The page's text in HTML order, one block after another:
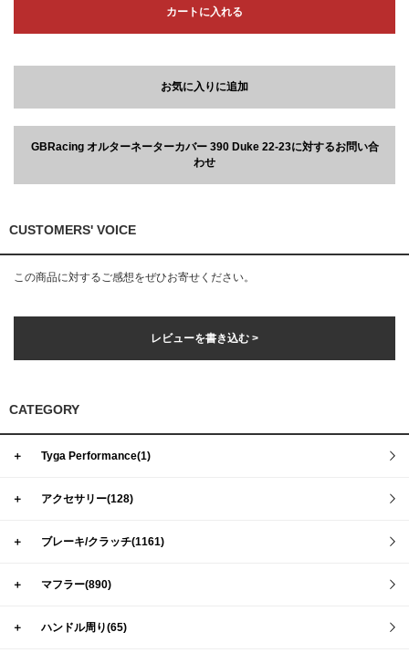
カートに入れる
お気に入りに追加
GBRacing オルターネーターカバー 390 Duke 22-23に対するお問い合
わせ
CUSTOMERS' VOICE
この商品に対するご感想をぜひお寄せください。
レビューを書き込む >
CATEGORY
＋ Tyga Performance(1)
＋ アクセサリー(128)
＋ ブレーキ/クラッチ(1161)
＋ マフラー(890)
＋ ハンドル周り(65)